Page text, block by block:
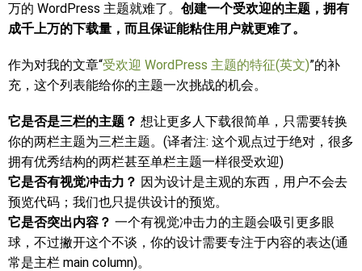
万的 WordPress 主题就难了。 创建一个受欢迎的主题，拥有
成千上万的下载量，而且保证能粘住用户就更难了。
作为对我的文章“受欢迎 WordPress 主题的特征(英文)”的补
充，这个列表能给你的主题一次挑战的机会。
它是否是三栏的主题？ 想让更多人下载很简单，只需要转换
你的两栏主题为三栏主题。(译者注: 这个观点过于绝对，很多
拥有优秀结构的两栏甚至单栏主题一样很受欢迎)
它是否有视觉冲击力？ 因为设计是主观的东西，用户不会去
预览代码；我们也只提供设计的预览。
它是否突出内容？ 一个有视觉冲击力的主题会吸引更多眼
球，不过撇开这个不谈，你的设计需要专注于内容的表达(通
常是主栏 main column)。